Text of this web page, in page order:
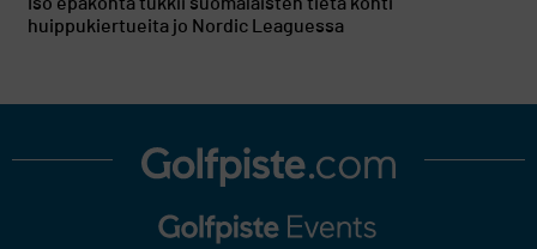
Iso epäkohta tukkii suomalaisten tietä kohti
huippukiertueita jo Nordic Leaguessa